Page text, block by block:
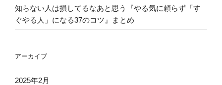
知らない人は損してるなあと思う『やる気に頼らず「す
ぐやる人」になる37のコツ』まとめ
アーカイブ
2025年2月